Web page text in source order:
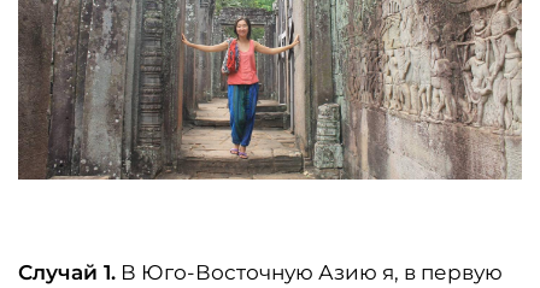
Случай 1. В Юго-Восточную Азию я, в первую